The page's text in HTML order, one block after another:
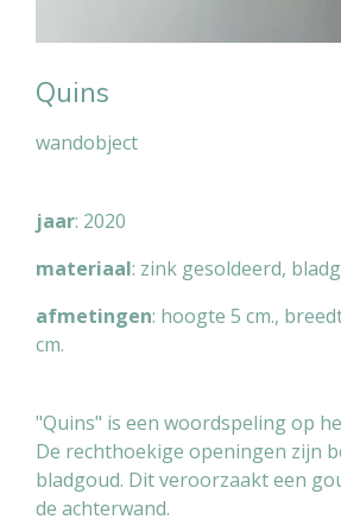
Quins
wandobject
jaar: 2020
materiaal: zink gesoldeerd,
afmetingen: hoogte 5 cm.,
cm.
"Quins" is een woordspeling op
De rechthoekige openingen zijn
bladgoud. Dit veroorzaakt een
de achterwand.